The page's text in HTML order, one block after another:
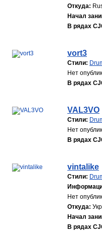
Откуда:
Начал
В рядах
vort3
Стили:
Нет
В рядах
VAL3VO
Стили:
Нет
В рядах
vintalike
Стили:
Нет
Откуда:
Начал
В рядах